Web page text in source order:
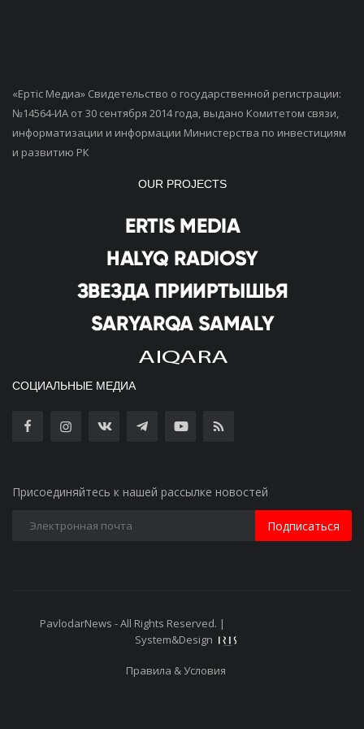
«Ертiс Медиа» Свидетельство о государственной регистрации:
№14564-ИА от 30 сентября 2014 года, выдано Комитетом связи,
информатизации и информации Министерства по инвестициям
и развитию РК
OUR PROJECTS
СОЦИАЛЬНЫЕ МЕДИА
Присоединяйтесь к нашей рассылке новостей
Подписаться
PavlodarNews - All Rights Reserved. |
System&Design
Правила & Условия